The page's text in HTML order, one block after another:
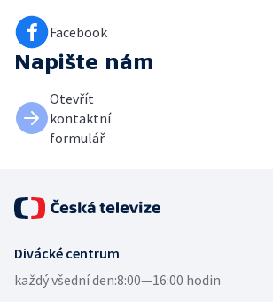
Facebook
Napište nám
Otevřít
kontaktní
formulář
Divácké centrum
každý všední den:8:00—16:00 hodin